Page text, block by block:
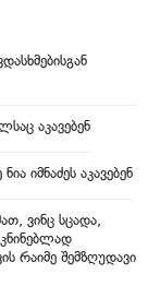
აკავებენ
იმნაძეს აკავებენ
ვინც სცადა,
რაიმე შემზღუდავი